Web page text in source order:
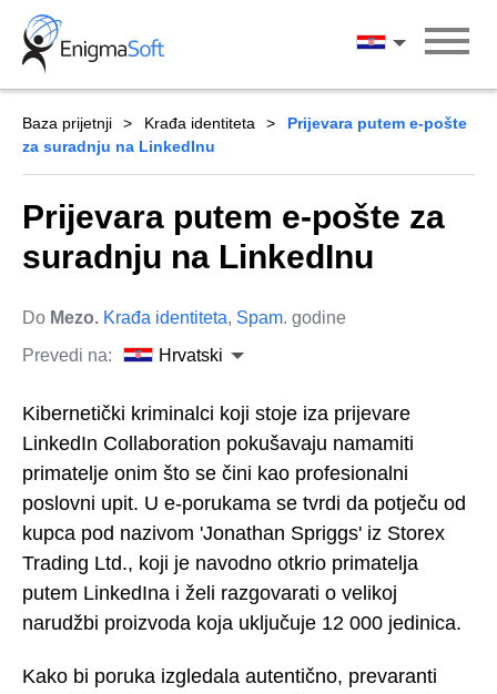
Skip
content
Hrvatski
Baza prijetnji Krađa identiteta
Prijevara putem e-pošte
za suradnju na LinkedInu
Prijevara putem e-pošte za
suradnju na LinkedInu
Do Mezo. Krađa identiteta, Spam. godine
Prevedi na:
Hrvatski
Kibernetički kriminalci koji stoje iza prijevare
LinkedIn Collaboration pokušavaju namamiti
primatelje onim što se čini kao profesionalni
poslovni upit. U e-porukama se tvrdi da potječu od
kupca pod nazivom 'Jonathan Spriggs' iz Storex
Trading Ltd., koji je navodno otkrio primatelja
putem LinkedIna i želi razgovarati o velikoj
narudžbi proizvoda koja uključuje 12 000 jedinica.
Kako bi poruka izgledala autentično, prevaranti